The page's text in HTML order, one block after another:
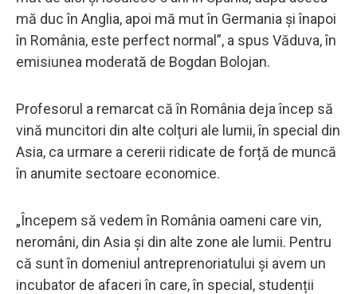
mă duc în Anglia, apoi mă mut în Germania și înapoi
în România, este perfect normal”, a spus Văduva, în
emisiunea moderată de Bogdan Bolojan.
Profesorul a remarcat că în România deja încep să
vină muncitori din alte colțuri ale lumii, în special din
Asia, ca urmare a cererii ridicate de forță de muncă
în anumite sectoare economice.
„Începem să vedem în România oameni care vin,
neromâni, din Asia și din alte zone ale lumii. Pentru
că sunt în domeniul antreprenoriatului și avem un
incubator de afaceri în care, în special, studenții